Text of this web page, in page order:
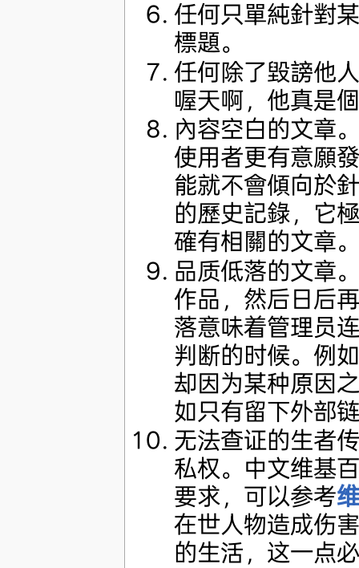
任何只單純針對
標題。
任何除了毀謗他
喔天啊，他真是
內容空白的文章
使用者更有意願
能就不會傾向於
的歷史記錄，它
確有相關的文章。
品质低落的文章
作品，然后日后
落意味着管理员连
判断的时候。例
却因为某种原因
如只有留下外部
无法查证的生者
私权。中文维基
要求，可以参考
在世人物造成伤
的生活，这一点